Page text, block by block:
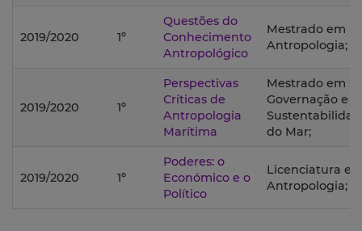
2019/2020 1º
Questões do
Conhecimento
Antropológico
Mestrado em
Antropologia;
2019/2020 1º
Perspectivas
Críticas de
Antropologia
Marítima
Mestrado em
Governação e
do Mar;
2019/2020 1º
Poderes: o
Económico e o
Político
Licenciatura
Antropologia;